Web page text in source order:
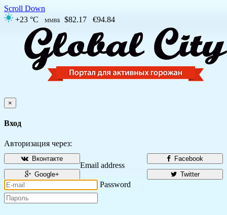
Scroll Down
+23 °C
ММВБ $82.17 €94.84
×
Вход
Авторизация через:
Facebook
Вконтакте
Twitter
Google+
Email address
Password